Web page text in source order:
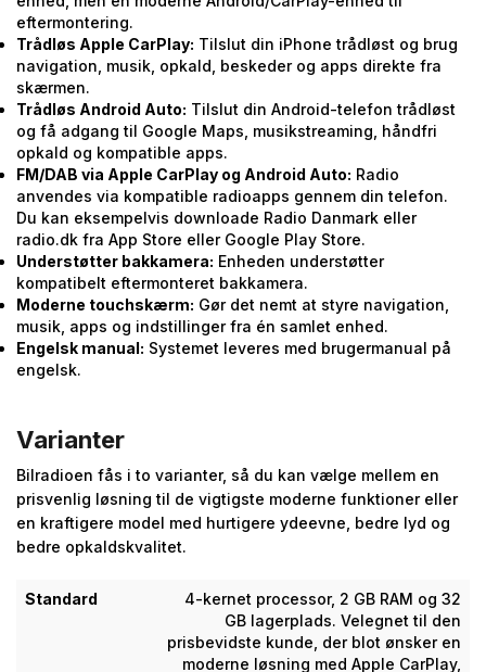
eftermontering.
Trådløs Apple CarPlay: Tilslut din iPhone trådløst og brug
navigation, musik, opkald, beskeder og apps direkte fra
skærmen.
Trådløs Android Auto: Tilslut din Android-telefon trådløst
og få adgang til Google Maps, musikstreaming, håndfri
opkald og kompatible apps.
FM/DAB via Apple CarPlay og Android Auto: Radio
anvendes via kompatible radioapps gennem din telefon.
Du kan eksempelvis downloade Radio Danmark eller
radio.dk fra App Store eller Google Play Store.
Understøtter bakkamera: Enheden understøtter
kompatibelt eftermonteret bakkamera.
Moderne touchskærm: Gør det nemt at styre navigation,
musik, apps og indstillinger fra én samlet enhed.
Engelsk manual: Systemet leveres med brugermanual på
engelsk.
Varianter
Bilradioen fås i to varianter, så du kan vælge mellem en
prisvenlig løsning til de vigtigste moderne funktioner eller
en kraftigere model med hurtigere ydeevne, bedre lyd og
bedre opkaldskvalitet.
Standard
4-kernet processor, 2 GB RAM og 32
GB lagerplads. Velegnet til den
prisbevidste kunde, der blot ønsker en
moderne løsning med Apple CarPlay,